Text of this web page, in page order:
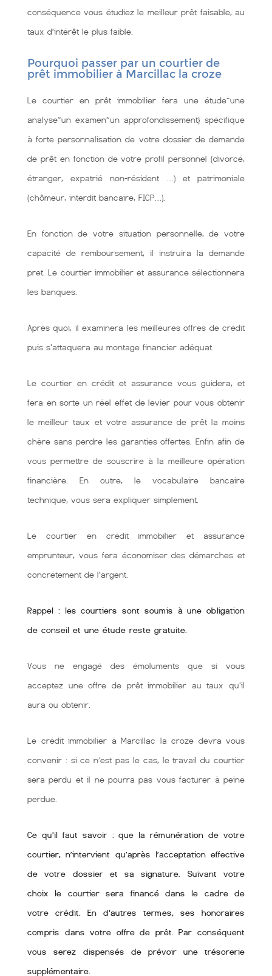
conséquence vous étudiez le meilleur prêt faisable, au
taux d’intérêt le plus faible.
Pourquoi passer par un courtier de
prêt immobilier à Marcillac la croze
Le courtier en prêt immobilier fera une étude~une
analyse~un examen~un approfondissement} spécifique
à forte personnalisation de votre dossier de demande
de prêt en fonction de votre profil personnel (divorcé,
étranger, expatrié non-résident …) et patrimoniale
(chômeur, interdit bancaire, FICP…).
En fonction de votre situation personnelle, de votre
capacité de remboursement, il instruira la demande
pret. Le courtier immobilier et assurance sélectionnera
les banques.
Après quoi, il examinera les meilleures offres de crédit
puis s'attaquera au montage financier adéquat.
Le courtier en crédit et assurance vous guidera, et
fera en sorte un réel effet de levier pour vous obtenir
le meilleur taux et votre assurance de prêt la moins
chère sans perdre les garanties offertes. Enfin afin de
vous permettre de souscrire à la meilleure opération
financière. En outre, le vocabulaire bancaire
technique, vous sera expliquer simplement.
Le courtier en crédit immobilier et assurance
emprunteur, vous fera économiser des démarches et
concrétement de l’argent.
Rappel : les courtiers sont soumis à une obligation
de conseil et une étude reste gratuite.
Vous ne engagé des émoluments que si vous
acceptez une offre de prêt immobilier au taux qu'il
aura ou obtenir.
Le crédit immobilier à Marcillac la croze devra vous
convenir : si ce n’est pas le cas, le travail du courtier
sera perdu et il ne pourra pas vous facturer à peine
perdue.
Ce qu'il faut savoir : que la rémunération de votre
courtier, n’intervient qu’après l’acceptation effective
de votre dossier et sa signature. Suivant votre
choix le courtier sera financé dans le cadre de
votre crédit. En d'autres termes, ses honoraires
compris dans votre offre de prêt. Par conséquent
vous serez dispensés de prévoir une trésorerie
supplémentaire.